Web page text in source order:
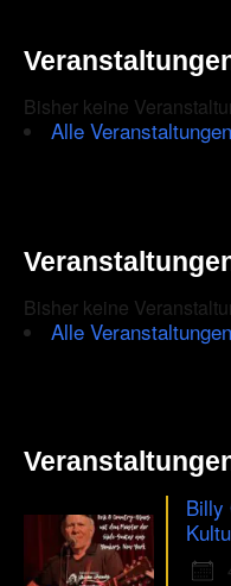
Bisher keine
Alle
Bisher keine
Alle
Billy